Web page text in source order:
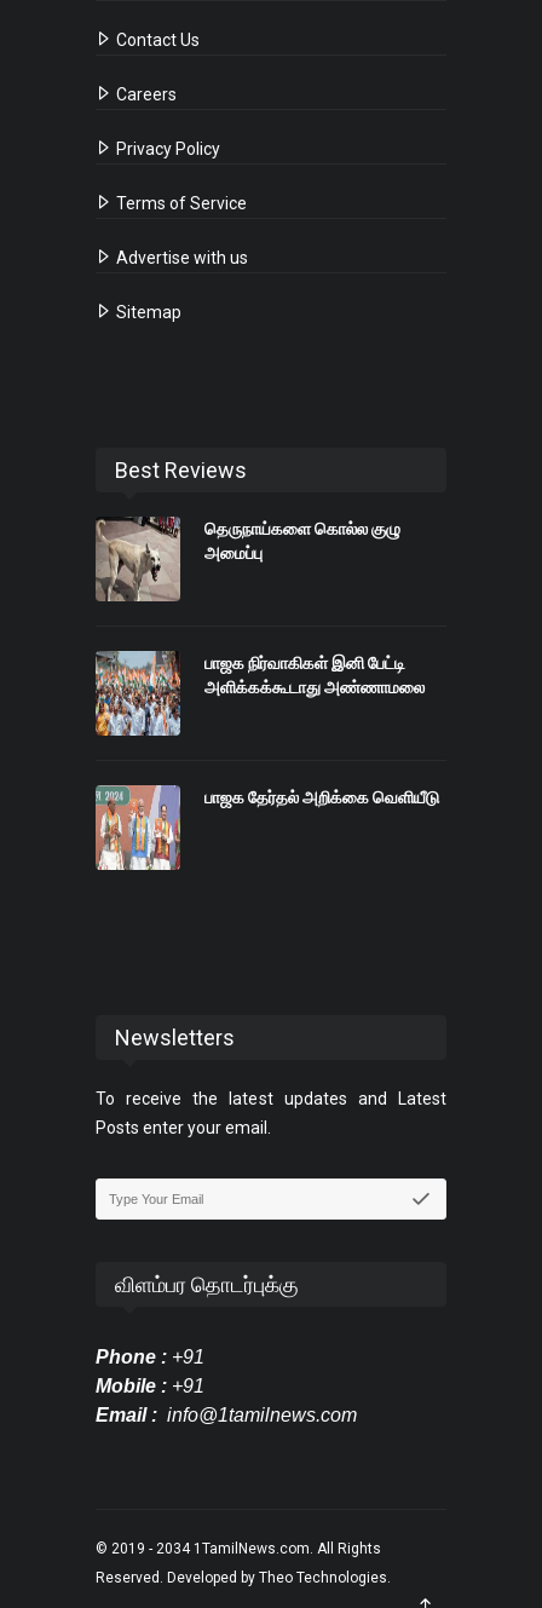
Contact Us
Careers
Privacy Policy
Terms of Service
Advertise with us
Sitemap
Best Reviews
தெருநாய்களை கொல்ல குழு
அமைப்பு
பாஜக நிர்வாகிகள் இனி பேட்டி
அளிக்கக்கூடாது அண்ணாமலை
பாஜக தேர்தல் அறிக்கை வெளியீடு
Newsletters
To receive the latest updates and Latest
Posts enter your email.
விளம்பர தொடர்புக்கு
Phone : +91
Mobile : +91
Email : info@1tamilnews.com
© 2019 - 2034 1TamilNews.com. All Rights
Reserved. Developed by Theo Technologies.